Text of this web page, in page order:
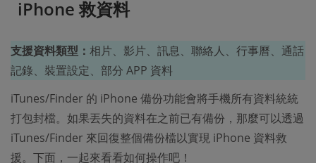
iPhone 救資料
支援資料類型： 相片、影片、訊息、聯絡人、行事曆、通話
記錄、裝置設定、部分 APP 資料
iTunes/Finder 的 iPhone 備份功能會將手機所有資料統統
打包封檔。如果丟失的資料在之前已有備份，那麼可以透過
iTunes/Finder 來回復整個備份檔以實現 iPhone 資料救
援。下面，一起來看看如何操作吧！